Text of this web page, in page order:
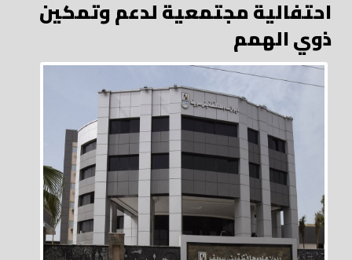
احتفالية مجتمعية لدعم وتمكين
ذوي الهمم